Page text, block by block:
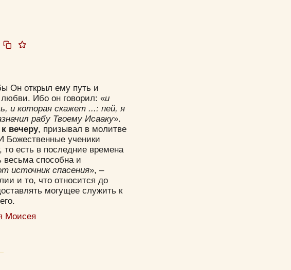
Он открыл ему путь и
Ибо он говорил: «и
и которая скажет ...: пей, я
рабу Твоему Исааку».
вечеру, призывал в молитве
Божественные ученики
то есть в последние времена
способна и
источник спасения», –
и то, что относится до
могущее служить к
Моисея